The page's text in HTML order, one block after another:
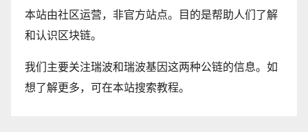
本站由社区运营，非官方站点。目的是帮助人们了解
和认识区块链。
我们主要关注瑞波和瑞波基因这两种公链的信息。如
想了解更多，可在本站搜索教程。